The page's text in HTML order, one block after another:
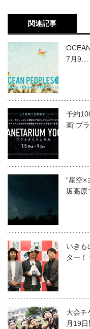
関連記事
7月9…
予約
画“プ
“星空
坂高原
いきも
ター！
大会チ
月19